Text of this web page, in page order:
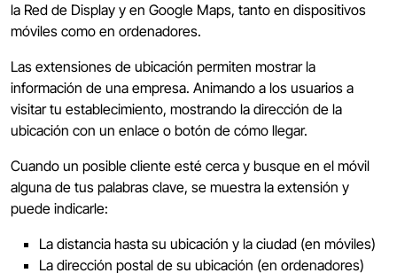
la Red de Display y en Google Maps, tanto en dispositivos
móviles como en ordenadores.
Las extensiones de ubicación permiten mostrar la
información de una empresa. Animando a los usuarios a
visitar tu establecimiento, mostrando la dirección de la
ubicación con un enlace o botón de cómo llegar.
Cuando un posible cliente esté cerca y busque en el móvil
alguna de tus palabras clave, se muestra la extensión y
puede indicarle:
La distancia hasta su ubicación y la ciudad (en móviles)
La dirección postal de su ubicación (en ordenadores)